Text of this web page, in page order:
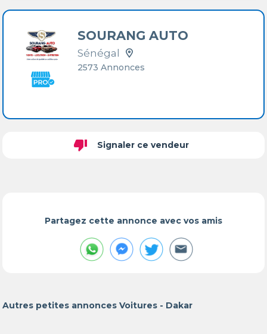
SOURANG AUTO
Sénégal
2573 Annonces
thumb_down Signaler ce vendeur
Partagez cette annonce avec vos amis
Autres petites annonces Voitures - Dakar